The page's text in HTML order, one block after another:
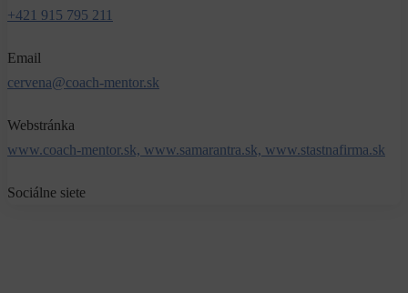
+421 915 795 211
Email
cervena@coach-mentor.sk
Webstránka
www.coach-mentor.sk, www.samarantra.sk, www.stastnafirma.sk
Sociálne siete